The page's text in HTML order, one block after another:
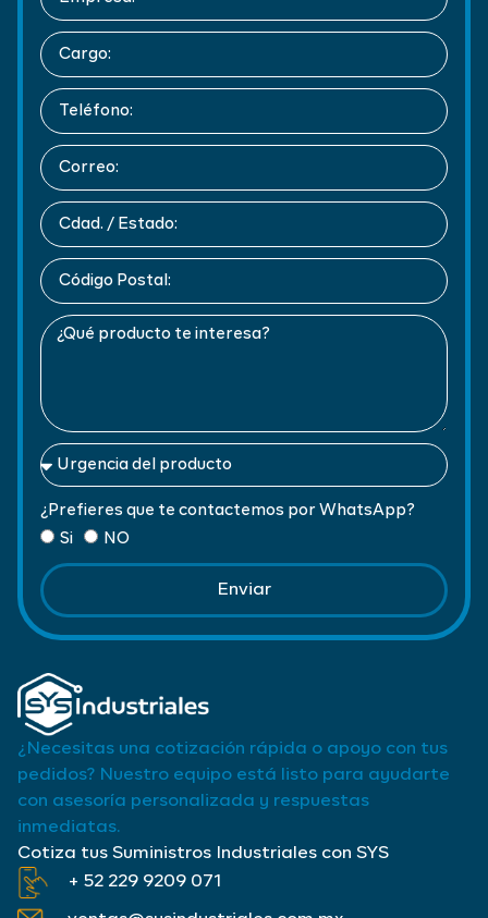
¿Necesitas una cotización rápida o apoyo con tus
pedidos? Nuestro equipo está listo para ayudarte
con asesoría personalizada y respuestas
inmediatas.
Cotiza tus Suministros Industriales con SYS
+ 52 229 9209 071
¿Prefieres que te contactemos por WhatsApp?
Si
NO
Enviar